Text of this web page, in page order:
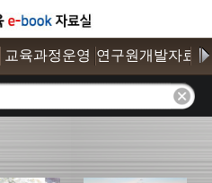
교육과정운영 연구원개발자료